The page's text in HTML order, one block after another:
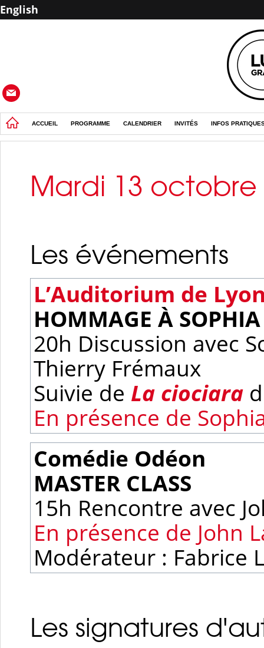
English
ACCUEIL PROGRAMME CALENDRIER INVITÉS INFOS
Mardi 13 octobre
Les événements
L’Auditorium de
HOMMAGE À
20h Discussion avec
Thierry Frémaux
Suivie de La ciociara
En présence de
Comédie Odéon
MASTER CLASS
15h Rencontre avec
En présence de John
Modérateur : Fabrice
Les signatures